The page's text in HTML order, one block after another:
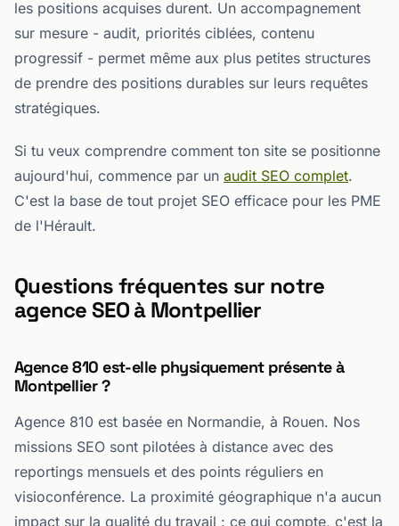
les positions acquises durent. Un accompagnement
sur mesure - audit, priorités ciblées, contenu
progressif - permet même aux plus petites structures
de prendre des positions durables sur leurs requêtes
stratégiques.
Si tu veux comprendre comment ton site se positionne
aujourd'hui, commence par un audit SEO complet.
C'est la base de tout projet SEO efficace pour les PME
de l'Hérault.
Questions fréquentes sur notre
agence SEO à Montpellier
Agence 810 est-elle physiquement présente à
Montpellier ?
Agence 810 est basée en Normandie, à Rouen. Nos
missions SEO sont pilotées à distance avec des
reportings mensuels et des points réguliers en
visioconférence. La proximité géographique n'a aucun
impact sur la qualité du travail : ce qui compte, c'est la